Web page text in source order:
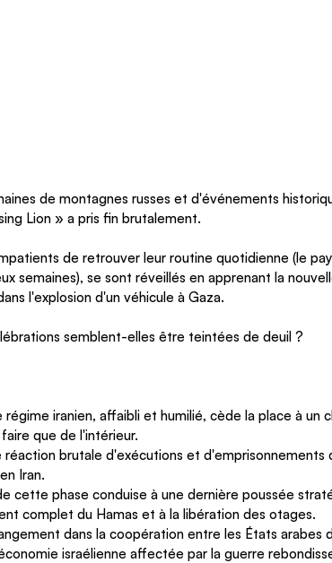
de montagnes russes et d'événements
Lion » a pris fin brutalement.
de retrouver leur routine quotidienne (le
semaines), se sont réveillés en apprenant la
l'explosion d'un véhicule à Gaza.
semblent-elles être teintées de deuil ?
régime iranien, affaibli et humilié, cède la place à
que de l'intérieur.
réaction brutale d'exécutions et d'emprisonnements
Iran.
cette phase conduise à une dernière poussée
complet du Hamas et à la libération des otages.
dans la coopération entre les États arabes
israélienne affectée par la guerre